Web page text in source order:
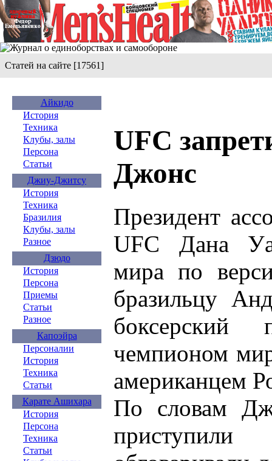
Статей на сайте [17561]
Айкидо
История
Техника
Клубы, залы
Персона
Статьи
Джиу-Джитсу
История
Техника
Бразилия
Клубы, залы
Разное
Дзюдо
История
Персона
Приемы
Статьи
Разное
Капоэйра
Персоналии
История
Техника
Статьи
Карате Ашихара
История
Персона
Техника
Статьи
UFC
Джонс
Президент
UFC Дана
мира по
бразильцу
чемпионом
американцем
По словам